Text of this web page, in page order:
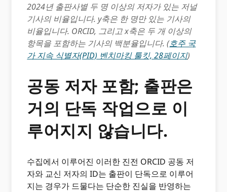
2024년 출판사별 두 명 이상의 저자가 있는 저널
기사의 비율입니다. y축은 한 명만 있는 기사의
비율입니다. ORCID, 그리고 x축은 두 개 이상의
항목을 포함하는 기사의 백분율입니다. (호주 국
가 지속 식별자(PID) 벤치마킹 툴킷, 28페이지)
공동 저자 포함; 출판은
거의 단독 작업으로 이
루어지지 않습니다.
수집에서 이루어진 이러한 진전 ORCID 공동 저
자와 교신 저자의 ID는 출판이 단독으로 이루어
지는 경우가 드물다는 단순한 진실을 반영하는